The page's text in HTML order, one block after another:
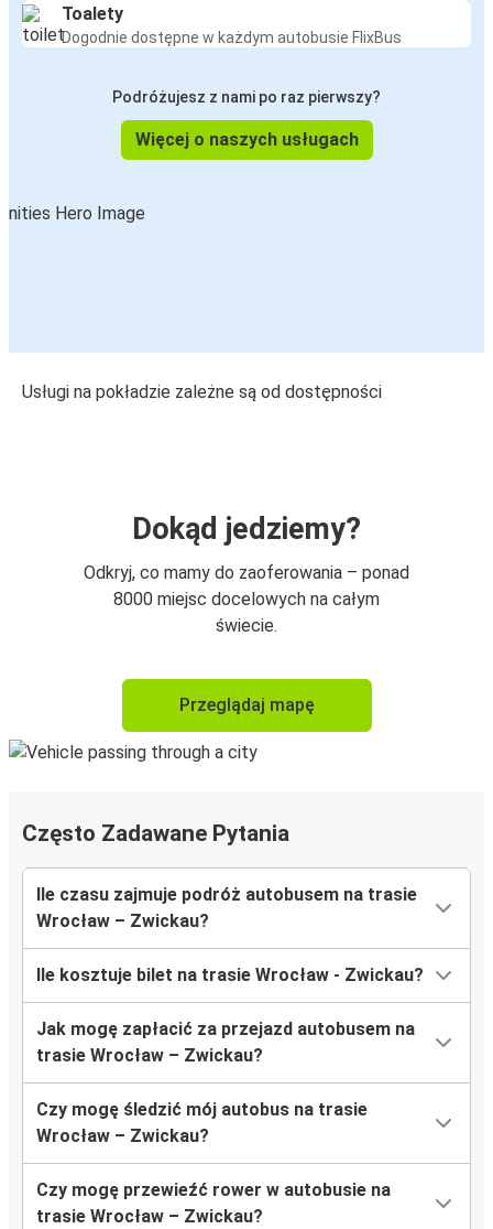
Toalety
Dogodnie dostępne w każdym autobusie FlixBus
Podróżujesz z nami po raz pierwszy?
Więcej o naszych usługach
Usługi na pokładzie zależne są od dostępności
Dokąd jedziemy?
Odkryj, co mamy do zaoferowania – ponad
8000 miejsc docelowych na całym
świecie.
Przeglądaj mapę
Często Zadawane Pytania
Ile czasu zajmuje podróż autobusem na trasie
Wrocław – Zwickau?
Ile kosztuje bilet na trasie Wrocław - Zwickau?
Jak mogę zapłacić za przejazd autobusem na
trasie Wrocław – Zwickau?
Czy mogę śledzić mój autobus na trasie
Wrocław – Zwickau?
Czy mogę przewieźć rower w autobusie na
trasie Wrocław – Zwickau?